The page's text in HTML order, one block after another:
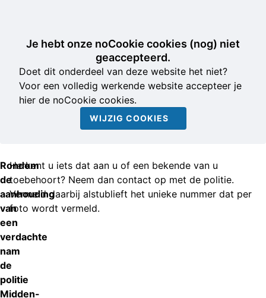
Je hebt onze noCookie cookies (nog) niet
geaccepteerd.
Doet dit onderdeel van deze website het niet?
Voor een volledig werkende website accepteer je
hier de noCookie cookies.
WIJZIG COOKIES
Rondom
de
aanhouding
van
een
verdachte
nam
de
politie
Midden-
Herkent u iets dat aan u of een bekende van u
toebehoort? Neem dan contact op met de politie.
Vermeld daarbij alstublieft het unieke nummer dat per
foto wordt vermeld.